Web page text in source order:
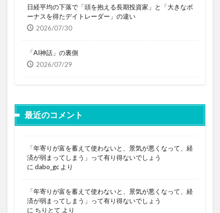
日経平均の下落で「頭を抱える長期投資家」と「大きなボ
ーナスを得たデイトレーダー」の違い
2026/07/30
「AI神話」の裏側
2026/07/29
最近のコメント
「年寄りが富を蓄えて使わないと、景気が悪くなって、経
済が弱まってしまう」って有り得ないでしょう
に dabo_gc より
「年寄りが富を蓄えて使わないと、景気が悪くなって、経
済が弱まってしまう」って有り得ないでしょう
に ちりとて より